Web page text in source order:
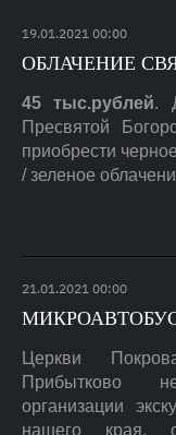
21.01.2021 00:00
Церкви
Прибытково
организации
нашего края,
19.01.2021 00:00
ОБЛАЧЕНИЕ
45 тыс.рублей.
Пресвятой
приобрести
/ зеленое